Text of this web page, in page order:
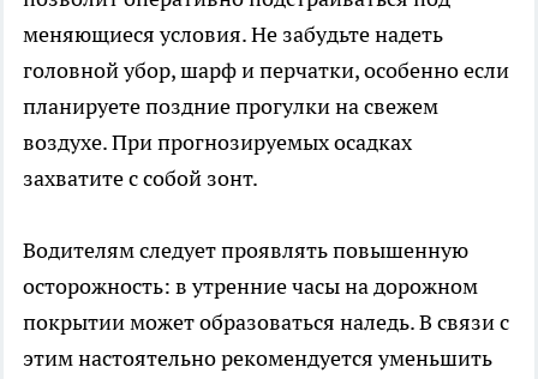
меняющиеся условия. Не забудьте надеть
головной убор, шарф и перчатки, особенно если
планируете поздние прогулки на свежем
воздухе. При прогнозируемых осадках
захватите с собой зонт.
Водителям следует проявлять повышенную
осторожность: в утренние часы на дорожном
покрытии может образоваться наледь. В связи с
этим настоятельно рекомендуется уменьшить